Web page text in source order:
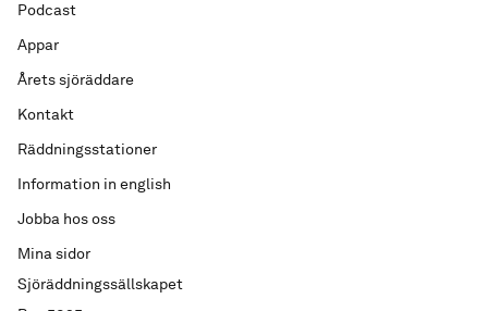
Sjöräddningssällskapet
Podcast
Appar
Årets sjöräddare
Kontakt
Räddningsstationer
Information in english
Jobba hos oss
Mina sidor